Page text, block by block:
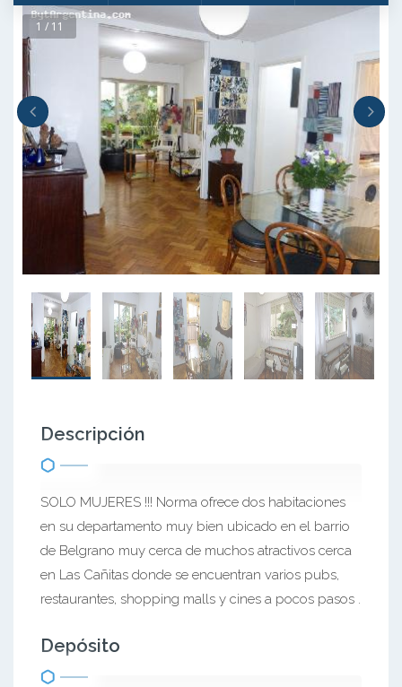
1 / 11
Descripción
SOLO MUJERES !!! Norma ofrece dos habitaciones
en su departamento muy bien ubicado en el barrio
de Belgrano muy cerca de muchos atractivos cerca
en Las Cañitas donde se encuentran varios pubs,
restaurantes, shopping malls y cines a pocos pasos .
Depósito